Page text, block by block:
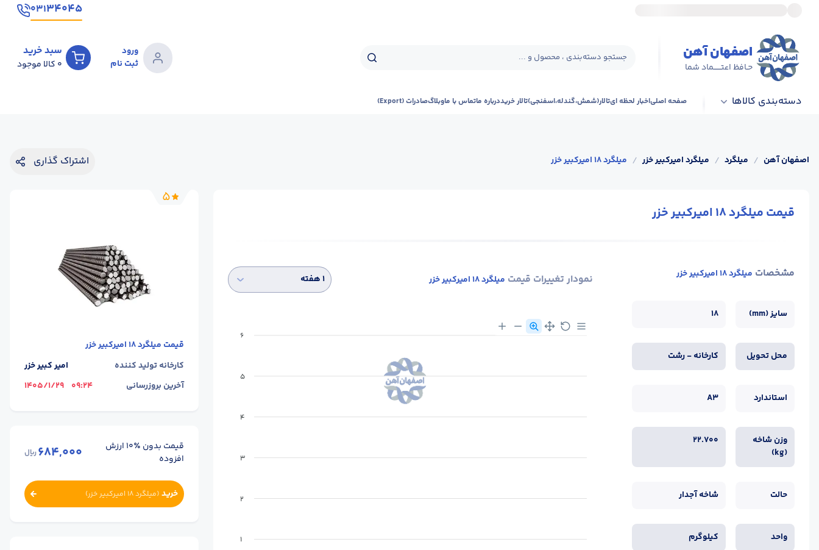
۳۴۰۴۵۰۳۱
اصفهان آهن
حـافظ اعتــــــماد شما
جستجو دسته‌بندی ، محصول و ...
ورود
ثبت نام
سبد خرید
0 کالا موجود
دسته‌بندی کالاها صفحه اصلیاخبار لحظه ایتالار(شمش،گندله،اسفنجی)تالار خریددرباره ماتماس با ماوبلاگصادرات (Export)
اصفهان آهن / میلگرد / میلگرد امیرکبیر خزر / میلگرد 18 امیرکبیر خزر اشتراک گذاری
قیمت میلگرد 18 امیرکبیر خزر
مشخصات میلگرد 18 امیرکبیر خزر
سایز (mm) 18
محل تحویل کارخانه - رشت
استاندارد A3
وزن شاخه
(kg)
22.700
حالت شاخه آجدار
واحد کیلوگرم
نمودار تغییرات قیمت میلگرد 18 امیرکبیر خزر ۱ هفته
6
5
4
3
2
1
5
قیمت میلگرد 18 امیرکبیر خزر
کارخانه تولید کننده
امیر کبیر خزر
آخرین بروزرسانی
09:24
1405/1/29
قیمت بدون ٪۱۰ ارزش
افزوده
684,000ریال
خرید (میلگرد 18 امیرکبیر خزر )